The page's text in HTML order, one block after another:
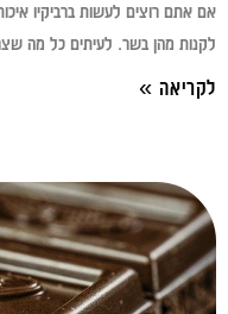
אם אתם רוצים לעשות ברביקיו
לקנות מהן בשר. לעיתים כל מה
לקריאה »